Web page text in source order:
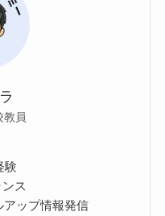
教員
験
ス
アップ情報発信